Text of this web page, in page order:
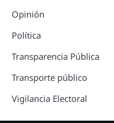
Opinión
Política
Transparencia Pública
Transporte público
Vigilancia Electoral